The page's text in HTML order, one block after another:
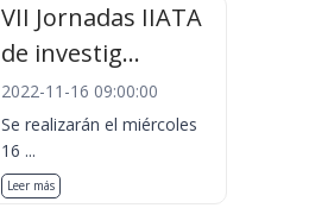
VII Jornadas IIATA
de investig...
2022-11-16 09:00:00
Se realizarán el miércoles
16 ...
Leer más